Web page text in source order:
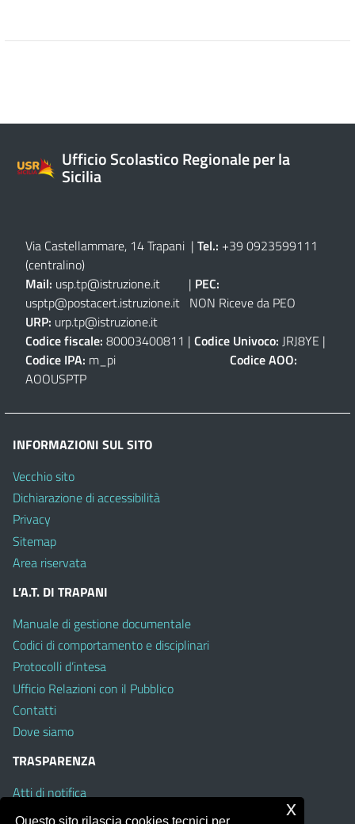
Ufficio Scolastico Regionale per la
Sicilia
Via Castellammare, 14 Trapani | Tel.: +39 0923599111
(centralino)
Mail: usp.tp@istruzione.it | PEC:
usptp@postacert.istruzione.it NON Riceve da PEO
URP: urp.tp@istruzione.it
Codice fiscale: 80003400811 | Codice Univoco: JRJ8YE |
Codice IPA: m_pi Codice AOO:
AOOUSPTP
INFORMAZIONI SUL SITO
Vecchio sito
Dichiarazione di accessibilità
Privacy
Sitemap
Area riservata
L’A.T. DI TRAPANI
Manuale di gestione documentale
Codici di comportamento e disciplinari
Protocolli d’intesa
Ufficio Relazioni con il Pubblico
Contatti
Dove siamo
TRASPARENZA
Atti di notifica
Albo on line
x